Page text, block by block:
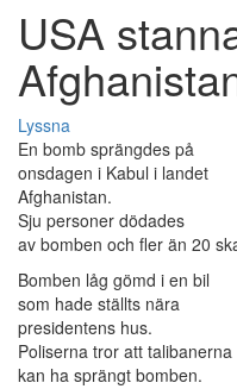
USA
Lyssna
En bomb sprängdes på
onsdagen i Kabul i landet
Afghanistan.
Sju personer dödades
av bomben och fler än 20
Bomben låg gömd i en bil
som hade ställts nära
presidentens hus.
Poliserna tror att talibanerna
kan ha sprängt bomben.